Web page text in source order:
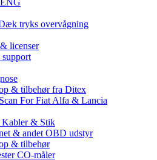
tryks overvågning
licenser
& tilbehør fra Ditex
For Fiat Alfa & Lancia
Kabler & Stik
& andet OBD udstyr
& tilbehør
CO-måler